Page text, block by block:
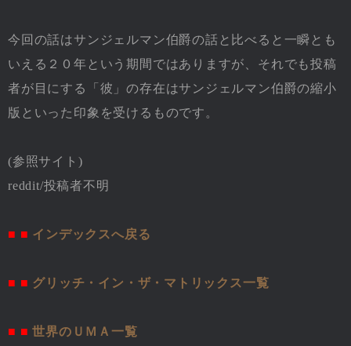
今回の話はサンジェルマン伯爵の話と比べると一瞬とも
いえる２０年という期間ではありますが、それでも投稿
者が目にする「彼」の存在はサンジェルマン伯爵の縮小
版といった印象を受けるものです。
(参照サイト)
reddit/投稿者不明
■ ■ インデックスへ戻る
■ ■ グリッチ・イン・ザ・マトリックス一覧
■ ■ 世界のＵＭＡ一覧